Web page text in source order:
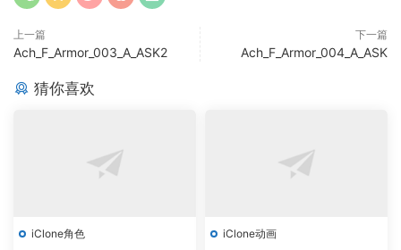
上一篇
Ach_F_Armor_003_A_ASK2
下一篇
Ach_F_Armor_004_A_ASK
猜你喜欢
iClone角色 iClone动画